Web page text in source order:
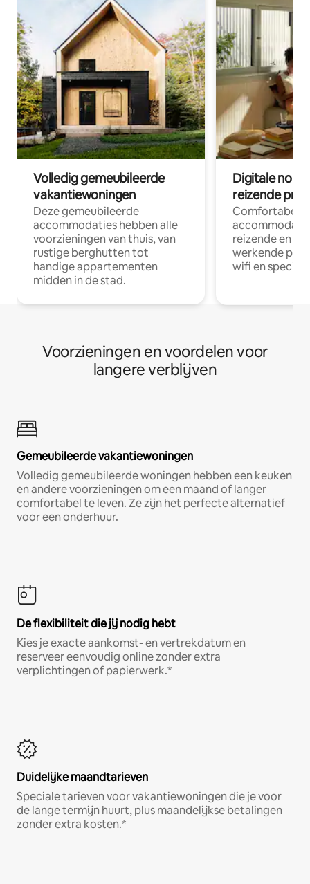
Volledig gemeubileerde
vakantiewoningen
Deze gemeubileerde
accommodaties hebben alle
voorzieningen van thuis, van
rustige berghutten tot
handige appartementen
midden in de stad.
Digitale
reizende
Comfortabele
reizende en
werkende
wifi en
Voorzieningen en voordelen voor
langere verblijven
Gemeubileerde vakantiewoningen
Volledig gemeubileerde woningen hebben een keuken
en andere voorzieningen om een maand of langer
comfortabel te leven. Ze zijn het perfecte alternatief
voor een onderhuur.
De flexibiliteit die jij nodig hebt
Kies je exacte aankomst- en vertrekdatum en
reserveer eenvoudig online zonder extra
verplichtingen of papierwerk.*
Duidelijke maandtarieven
Speciale tarieven voor vakantiewoningen die je voor
de lange termijn huurt, plus maandelijkse betalingen
zonder extra kosten.*